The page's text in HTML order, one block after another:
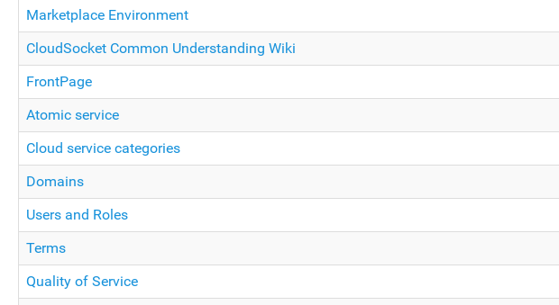
Marketplace Environment
CloudSocket Common Understanding Wiki
FrontPage
Atomic service
Cloud service categories
Domains
Users and Roles
Terms
Quality of Service